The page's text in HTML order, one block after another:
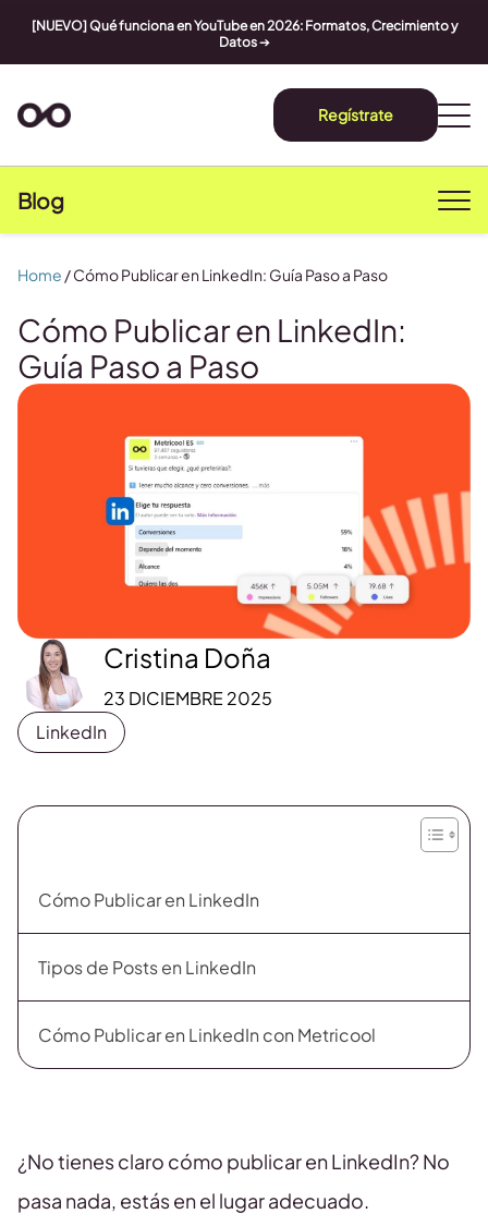
[NUEVO] Qué funciona en YouTube en 2026: Formatos, Crecimiento y
Datos➔
Regístrate
Blog
Cómo Publicar en LinkedIn:
Guía Paso a Paso
Cristina Doña
23 DICIEMBRE 2025
LinkedIn
Home /Cómo Publicar en LinkedIn: Guía Paso a Paso
Cómo Publicar en LinkedIn
Tipos de Posts en LinkedIn
Cómo Publicar en LinkedIn con Metricool
¿No tienes claro cómo publicar en LinkedIn? No
pasa nada, estás en el lugar adecuado.